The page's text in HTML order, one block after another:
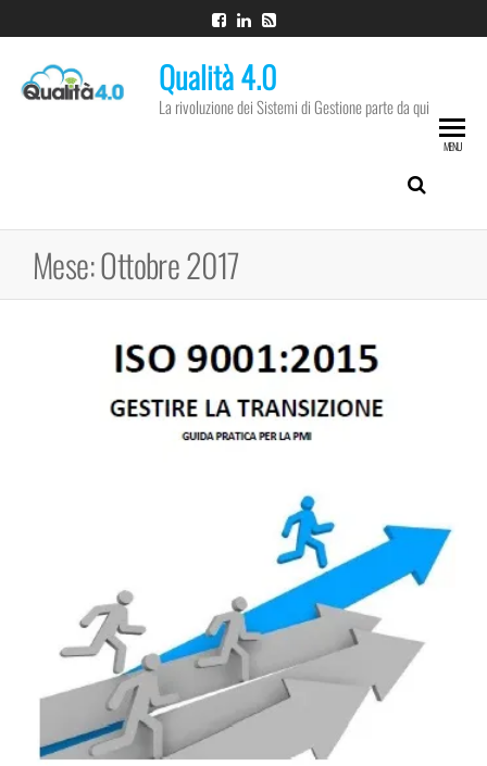
al
contenuto
Qualità 4.0
La rivoluzione dei Sistemi di Gestione parte da qui
MENU
Mese:Ottobre 2017